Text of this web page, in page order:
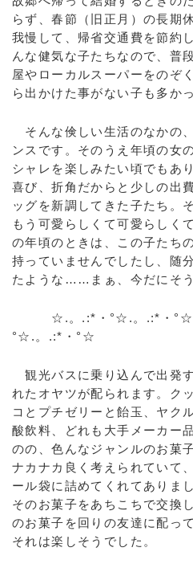
らず、春節（旧正月）の長期
我慢して、帰省交通費を節約
んな健気な子たちなので、普
屋やローカルスーパーをのぞ
ら出かけた事がない子も多か
そんな倹しい生活のなかの
ンスです。そのうえ年頃の女
シャレを楽しみたい頃でもあ
喜び、折角だからと少しの出
ッグを新調してきた子たち。
もう可愛らしくて可愛らしく
の年頃のときは、この子たち
持っていませんでしたし、随
たような……まぁ、今だにそ
☆.。.:*・°☆.。.:*・°☆.
°☆.。.:*・°☆
観光バスに乗り込んで出発
れたオヤツが配られます。ク
コとプチゼリーと飴玉、ヤク
酸飲料、どれも大手メーカー
のの、色んなジャンルのお菓
ナカナカ良く考えられていて
ール袋に詰めてくれてありま
そのお菓子をあちこちで交換
のお菓子を回りの友達に配っ
それは楽しそうでした。